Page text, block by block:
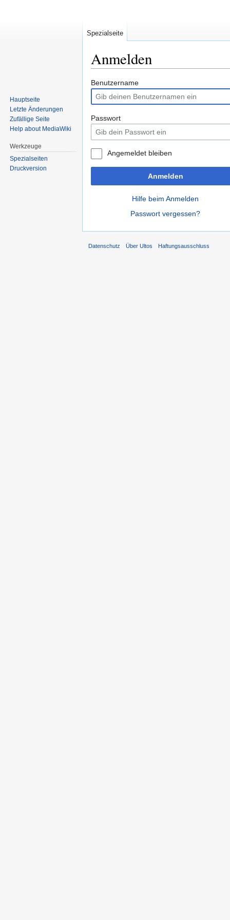
Anmelden
Zur
Navigation
springen
Zur
Suche
springen
Benutzername
Passwort
Angemeldet bleiben
Anmelden
Hilfe beim Anmelden
Passwort vergessen?
Spezialseite
Hauptseite
Letzte Änderungen
Zufällige Seite
Help about MediaWiki
Werkzeuge
Spezialseiten
Druckversion
Datenschutz Über Ultos Haftungsausschluss